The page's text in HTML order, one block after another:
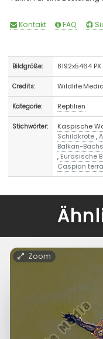
Kontakt FAQ
Bildgröße: 8192x5464
Credits:
Kategorie: Reptilien
Stichwörter: Kaspische
Schildkröte,
Balkan-
, Eurasische
Caspian
Zoom